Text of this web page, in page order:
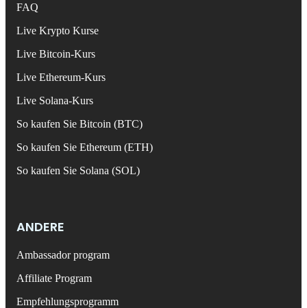
FAQ
Live Krypto Kurse
Live Bitcoin-Kurs
Live Ethereum-Kurs
Live Solana-Kurs
So kaufen Sie Bitcoin (BTC)
So kaufen Sie Ethereum (ETH)
So kaufen Sie Solana (SOL)
ANDERE
Ambassador program
Affiliate Program
Empfehlungsprogramm